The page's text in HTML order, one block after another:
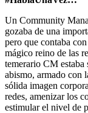
Un Community
gozaba de una
pero que contaba
mágico reino de las
temerario CM estaba
abismo, armado con
sólida imagen
redes, amenizar los
estimular el nivel de